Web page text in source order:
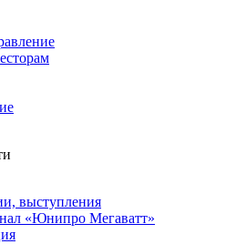
выступления
«Юнипро Мегаватт»